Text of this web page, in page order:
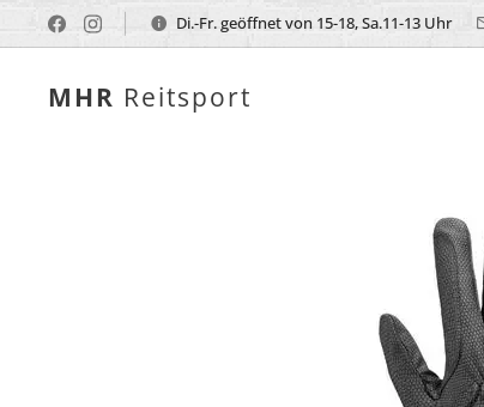
Di.-Fr. geöffnet von 15-18, Sa.11-13 Uhr
MHR Reitsport